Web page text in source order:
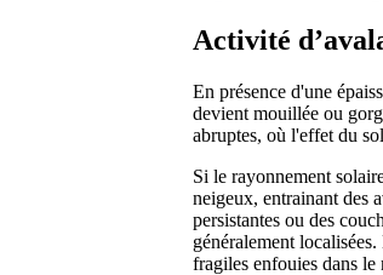
Activité
En présence d'une
devient mouillée ou
abruptes, où l'effet du
Si le rayonnement
neigeux, entrainant des
persistantes ou des
généralement
fragiles enfouies dans le